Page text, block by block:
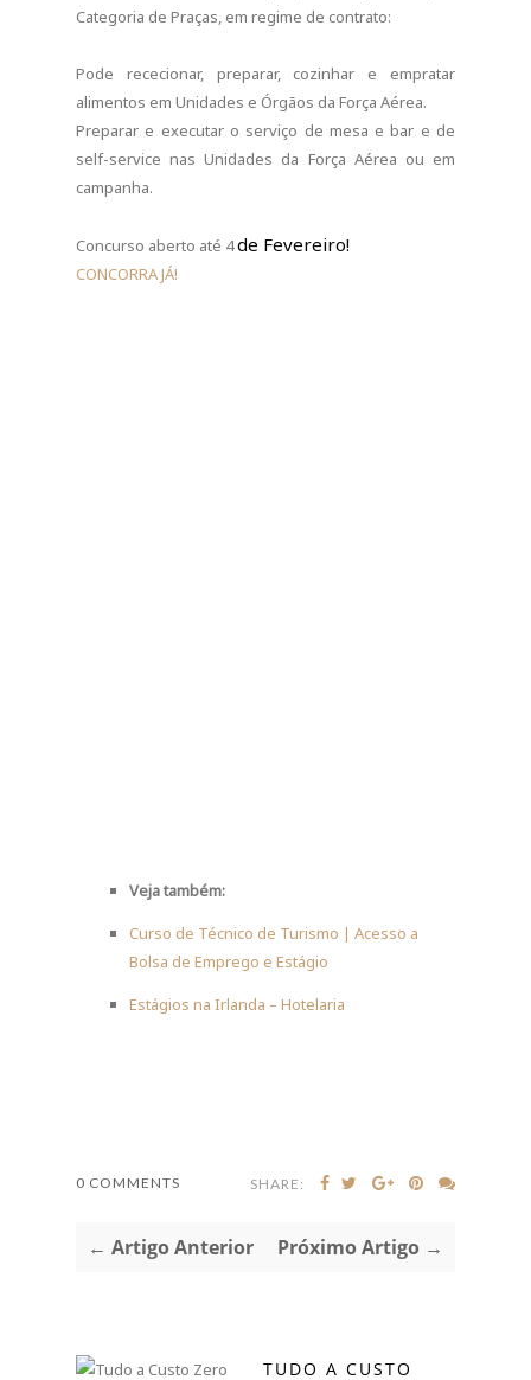
Categoria de Praças, em regime de contrato:
Pode rececionar, preparar, cozinhar e empratar
alimentos em Unidades e Órgãos da Força Aérea.
Preparar e executar o serviço de mesa e bar e de
self-service nas Unidades da Força Aérea ou em
campanha.
Concurso aberto até 4de Fevereiro!
CONCORRA JÁ!
Veja também:
Curso de Técnico de Turismo | Acesso a
Bolsa de Emprego e Estágio
Estágios na Irlanda – Hotelaria
0 COMMENTS SHARE:
← Artigo Anterior Próximo Artigo →
TUDO A CUSTO